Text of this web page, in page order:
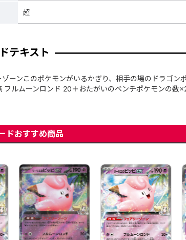
超
テキスト
ーンこのポケモンがいるかぎり、相手の場のドラゴ
ルムーンロンド 20＋おたがいのベンチポケモンの
ドおすすめ商品